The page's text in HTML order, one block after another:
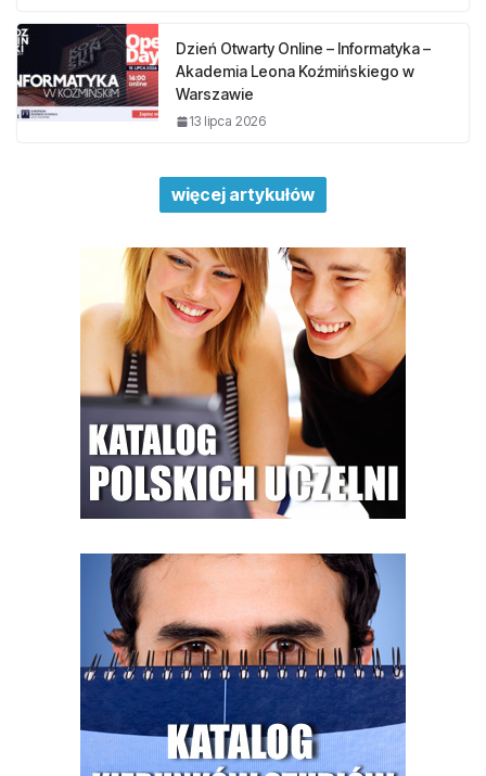
Dzień Otwarty Online – Informatyka –
Akademia Leona Koźmińskiego w
Warszawie
13 lipca 2026
więcej artykułów